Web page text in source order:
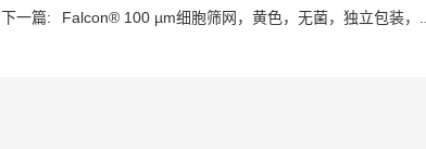
下一篇:
Falcon® 100 µm细胞筛网，黄色，无菌，独立包装，...